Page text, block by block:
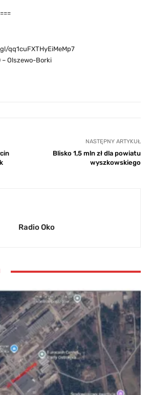
qq1cuFXTHyEiMeMp7
Olszewo-Borki
NASTĘPNY ARTYKUŁ
Blisko 1,5 mln zł dla powiatu
wyszkowskiego
Radio Oko